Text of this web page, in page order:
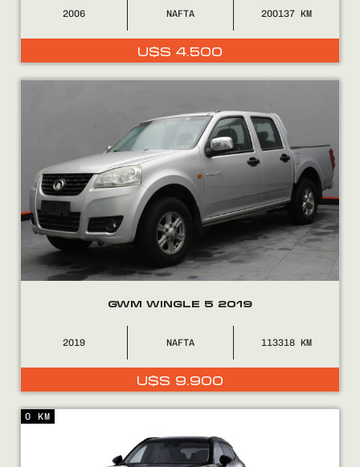
2006 NAFTA 200137
U$S 4.500
GWM WINGLE 5 2019
2019 NAFTA 113318
U$S 9.900
0 KM